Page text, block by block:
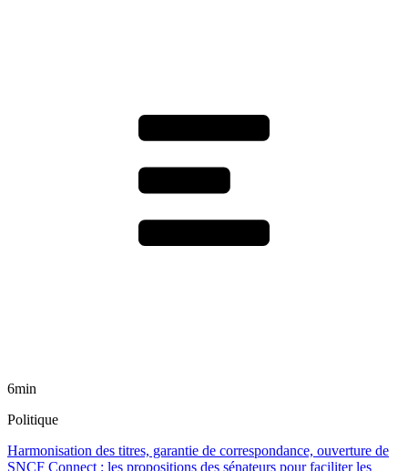
6min
Politique
Harmonisation des titres, garantie de correspondance, ouverture de
SNCF Connect : les propositions des sénateurs pour faciliter les